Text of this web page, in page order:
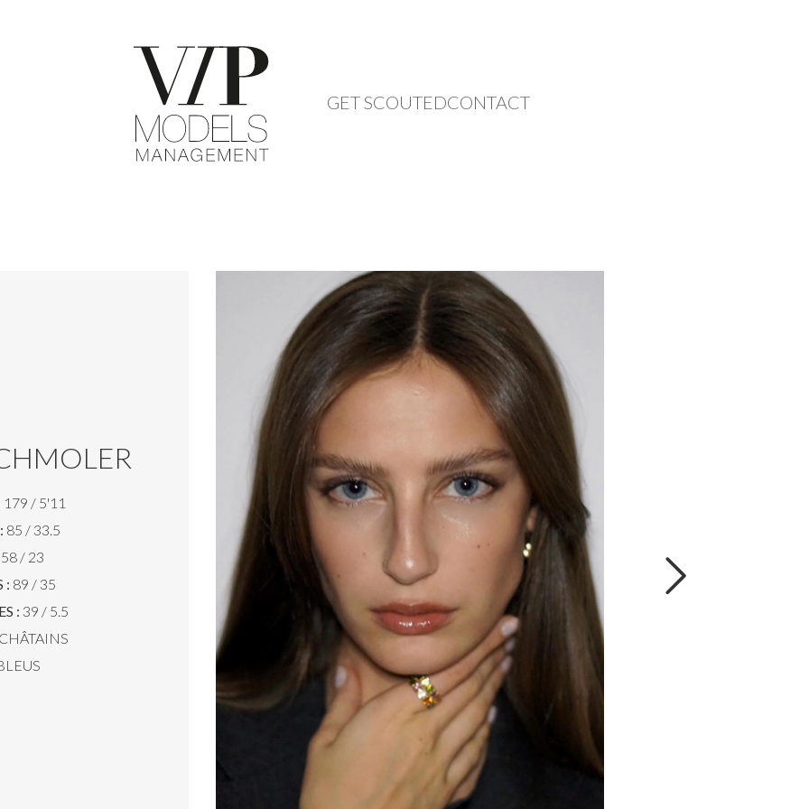
GET SCOUTEDCONTACT
179 / 5'11
85 / 33.5
/ 23
: 89 / 35
: 39 / 5.5